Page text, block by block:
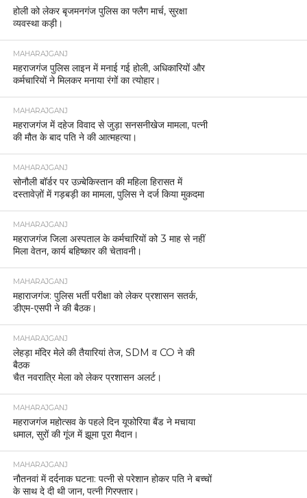
होली को लेकर बृजमनगंज पुलिस का फ्लैग मार्च, सुरक्षा
व्यवस्था कड़ी।
MAHARAJGANJ
महराजगंज पुलिस लाइन में मनाई गई होली, अधिकारियों और
कर्मचारियों ने मिलकर मनाया रंगों का त्योहार।
MAHARAJGANJ
महराजगंज में दहेज विवाद से जुड़ा सनसनीखेज मामला, पत्नी
की मौत के बाद पति ने की आत्महत्या।
MAHARAJGANJ
सोनौली बॉर्डर पर उज़्बेकिस्तान की महिला हिरासत में
दस्तावेज़ों में गड़बड़ी का मामला, पुलिस ने दर्ज किया मुकदमा
MAHARAJGANJ
महराजगंज जिला अस्पताल के कर्मचारियों को 3 माह से नहीं
मिला वेतन, कार्य बहिष्कार की चेतावनी।
MAHARAJGANJ
महाराजगंज: पुलिस भर्ती परीक्षा को लेकर प्रशासन सतर्क,
डीएम-एसपी ने की बैठक।
MAHARAJGANJ
लेहड़ा मंदिर मेले की तैयारियां तेज, SDM व CO ने की
बैठक
चैत नवरात्रि मेला को लेकर प्रशासन अलर्ट।
MAHARAJGANJ
महराजगंज महोत्सव के पहले दिन यूफोरिया बैंड ने मचाया
धमाल, सुरों की गूंज में झूमा पूरा मैदान।
MAHARAJGANJ
नौतनवां में दर्दनाक घटना: पत्नी से परेशान होकर पति ने बच्चों
के साथ दे दी थी जान, पत्नी गिरफ्तार।